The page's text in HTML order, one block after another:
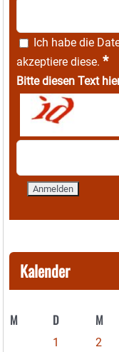
Ich habe die
akzeptiere diese. *
Bitte diesen Text
Kalender
M D M
1 2